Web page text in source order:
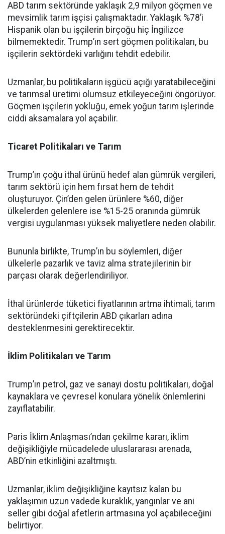
ABD tarım sektöründe yaklaşık 2,9 milyon göçmen ve
mevsimlik tarım işçisi çalışmaktadır. Yaklaşık %78’i
Hispanik olan bu işçilerin birçoğu hiç İngilizce
bilmemektedir. Trump’ın sert göçmen politikaları, bu
işçilerin sektördeki varlığını tehdit edebilir.
Uzmanlar, bu politikaların işgücü açığı yaratabileceğini
ve tarımsal üretimi olumsuz etkileyeceğini öngörüyor.
Göçmen işçilerin yokluğu, emek yoğun tarım işlerinde
ciddi aksamalara yol açabilir.
Ticaret Politikaları ve Tarım
Trump’ın çoğu ithal ürünü hedef alan gümrük vergileri,
tarım sektörü için hem fırsat hem de tehdit
oluşturuyor. Çin’den gelen ürünlere %60, diğer
ülkelerden gelenlere ise %15-25 oranında gümrük
vergisi uygulanması yüksek maliyetlere neden olabilir.
Bununla birlikte, Trump’ın bu söylemleri, diğer
ülkelerle pazarlık ve taviz alma stratejilerinin bir
parçası olarak değerlendiriliyor.
İthal ürünlerde tüketici fiyatlarının artma ihtimali, tarım
sektöründeki çiftçilerin ABD çıkarları adına
desteklenmesini gerektirecektir.
İklim Politikaları ve Tarım
Trump’ın petrol, gaz ve sanayi dostu politikaları, doğal
kaynaklara ve çevresel konulara yönelik önlemlerini
zayıflatabilir.
Paris İklim Anlaşması’ndan çekilme kararı, iklim
değişikliğiyle mücadelede uluslararası arenada,
ABD’nin etkinliğini azaltmıştı.
Uzmanlar, iklim değişikliğine kayıtsız kalan bu
yaklaşımın uzun vadede kuraklık, yangınlar ve ani
seller gibi doğal afetlerin artmasına yol açabileceğini
belirtiyor.